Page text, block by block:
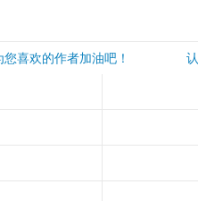
您喜欢的作者加油吧！ 认